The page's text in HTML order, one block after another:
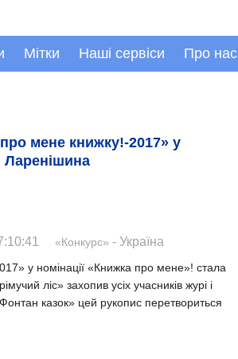
Мітки Наші сервіси Про нас
мене книжку!-2017» у
Ларенішина
«Конкурс» - Україна
у номінації «Книжка про мене»! стала
ліс» захопив усіх учасників журі і
казок» цей рукопис перетвориться